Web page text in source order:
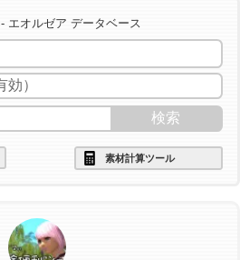
- エオルゼア データベース
素材計算ツール